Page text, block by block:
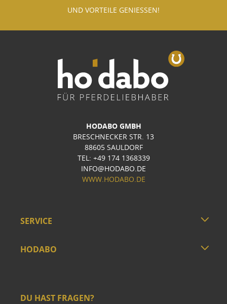
UND VORTEILE GENIESSEN!
HODABO GMBH
BRESCHNECKER STR. 13
88605 SAULDORF
TEL: +49 174 1368339
INFO@HODABO.DE
WWW.HODABO.DE
SERVICE
HODABO
DU HAST FRAGEN?